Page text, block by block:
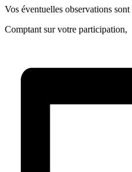
Vos éventuelles observations
Comptant sur votre participation,